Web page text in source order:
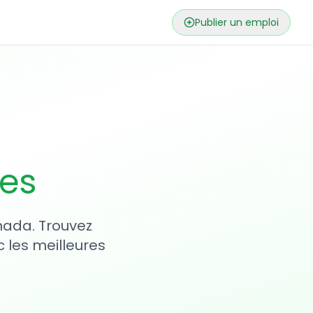
Publier un emploi
Trouvez
les meilleures